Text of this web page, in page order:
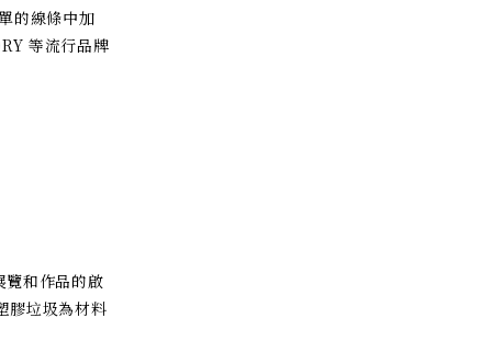
的線條中加
等流行品牌
和作品的啟
膠垃圾為材料